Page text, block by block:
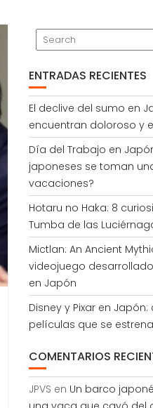
ENTRADAS RECIENTES
El declive del sumo en
encuentran doloroso y
Día del Trabajo en
japoneses se toman
vacaciones?
Hotaru no Haka: 8
Tumba de las
Mictlan: An Ancient
videojuego
en Japón
Disney y Pixar en
películas que se
COMENTARIOS
JPVS en Un barco